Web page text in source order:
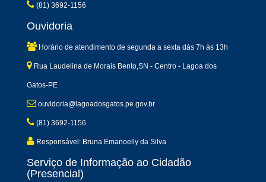
(81) 3692-1156
Ouvidoria
Horário de atendimento de segunda a sexta dàs 7h às 13h
Rua Laudelina de Morais Bento,SN - Centro - Lagoa dos
Gatos-PE
ouvidoria@lagoadosgatos.pe.gov.br
(81) 3692-1156
Responsável: Bruna Emanoelly da Silva
Serviço de Informação ao Cidadão
(Presencial)